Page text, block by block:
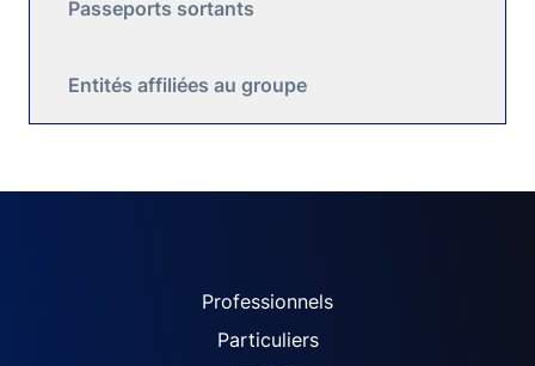
Passeports sortants
Entités affiliées au groupe
ACPR site navigation
Professionnels
Particuliers